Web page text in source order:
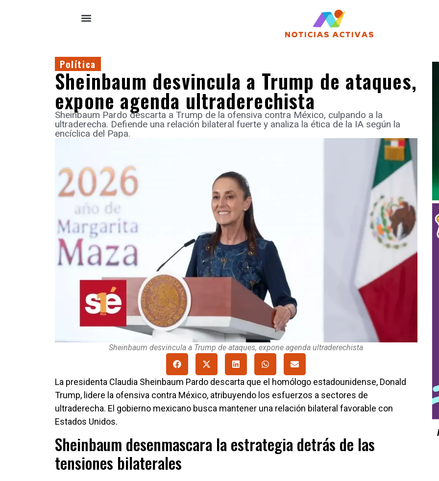
Política
Sheinbaum desvincula a Trump de ataques,
expone agenda ultraderechista
Sheinbaum Pardo descarta a Trump de la ofensiva contra México, culpando a la
ultraderecha. Defiende una relación bilateral fuerte y analiza la ética de la IA según la
encíclica del Papa.
Sheinbaum desvincula a Trump de ataques, expone agenda ultraderechista
La presidenta Claudia Sheinbaum Pardo descarta que el homólogo estadounidense, Donald
Trump, lidere la ofensiva contra México, atribuyendo los esfuerzos a sectores de
ultraderecha. El gobierno mexicano busca mantener una relación bilateral favorable con
Estados Unidos.
Sheinbaum desenmascara la estrategia detrás de las
tensiones bilaterales